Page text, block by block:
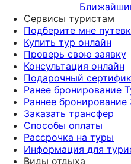
Сервисы туристам
Подберите мне
Купить тур онлайн
Проверь свою заявку
Консультация онлайн
Подарочный
Ранее бронирование
Раннее
Заказать трансфер
Способы оплаты
Рассрочка на туры
Информация для
Виды отдыха